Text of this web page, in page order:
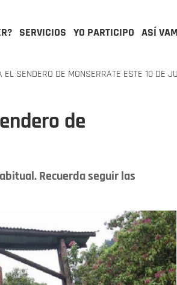
SERVICIOS YO PARTICIPO ASÍ
SENDERO DE MONSERRATE ESTE 10 DE
de
Recuerda seguir las